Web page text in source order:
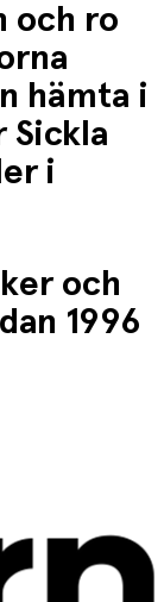
och ro
hämta i
Sickla
i
och
1996